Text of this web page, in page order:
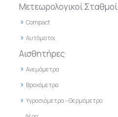
Μετεωρολογικοί Σταθμοί
Compact
Αυτόματοι
Αισθητήρες
Ανεμόμετρα
Βροχόμετρα
Υγρασιόμετρα - Θερμόμετρα